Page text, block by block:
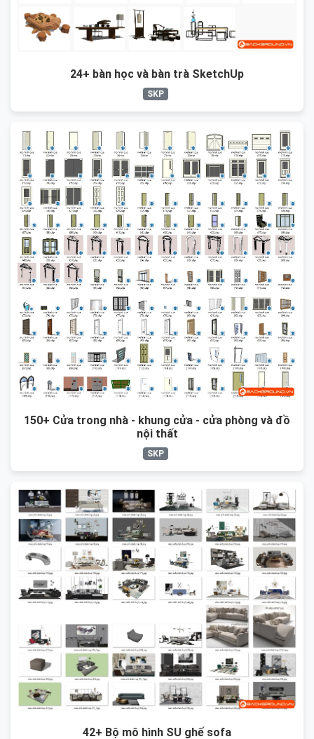
24+ bàn học và bàn trà SketchUp
SKP
150+ Cửa trong nhà - khung cửa - cửa phòng và đồ
nội thất
SKP
42+ Bộ mô hình SU ghế sofa